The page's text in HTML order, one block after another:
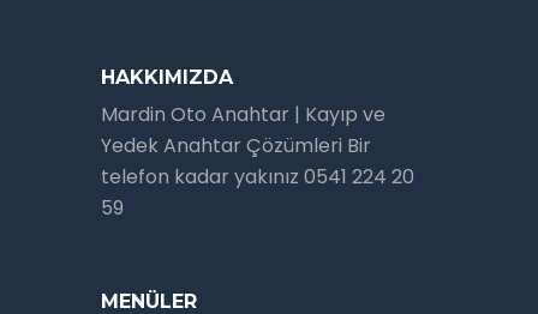
HAKKIMIZDA
Mardin Oto Anahtar | Kayıp ve
Yedek Anahtar Çözümleri Bir
telefon kadar yakınız 0541 224 20
59
MENÜLER